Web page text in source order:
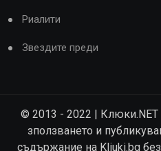
Риалити
Звездите преди
© 2013 - 2022 | Клюки.NET
зползването и
съдържание на Kliuki.bg